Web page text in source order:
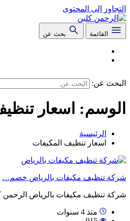
التجاوز إلى المحتوى
القائمة بحث عن
البحث عن:
الوسم: اسعار
الرئيسية
اسعار تنظيف المكيفات
شركة تنظيف مكيفات بالرياض خصم…
شركة تنظيف مكيفات بالرياض
منذ 4 سنوات